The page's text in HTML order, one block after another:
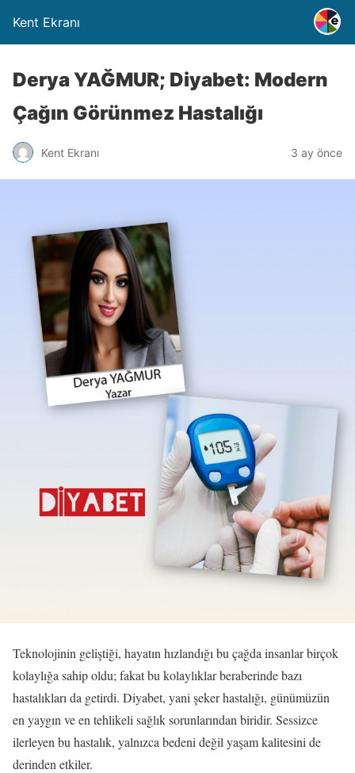
Kent Ekranı
Derya YAĞMUR; Diyabet: Modern
Çağın Görünmez Hastalığı
Kent Ekranı 3 ay önce
Teknolojinin geliştiği, hayatın hızlandığı bu çağda insanlar birçok
kolaylığa sahip oldu; fakat bu kolaylıklar beraberinde bazı
hastalıkları da getirdi. Diyabet, yani şeker hastalığı, günümüzün
en yaygın ve en tehlikeli sağlık sorunlarından biridir. Sessizce
ilerleyen bu hastalık, yalnızca bedeni değil yaşam kalitesini de
derinden etkiler.